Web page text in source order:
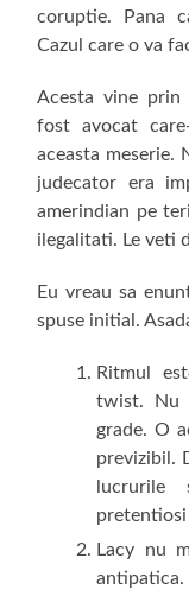
coruptie. Pana
Cazul care o va
Acesta vine prin
fost avocat
aceasta meserie.
judecator era
amerindian pe
ilegalitati. Le veti
Eu vreau sa
spuse initial.
Ritmul
twist. Nu
grade. O
previzibil.
pretentiosi
Lacy nu